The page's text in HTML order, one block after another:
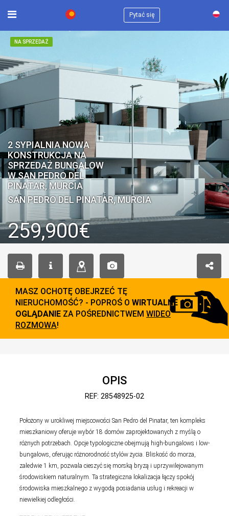
Pytać się
NA SPRZEDAŻ
2 SYPIALNIA NOWA
KONSTRUKCJA NA
SPRZEDAŻ BUNGALOW
W SAN PEDRO DEL
PINATAR, MURCIA
SAN PEDRO DEL PINATAR, MURCIA
259,900€
MASZ OCHOTĘ OBEJRZEĆ TĘ
NIERUCHOMOŚĆ? - POPROŚ O WIRTUALNE
OGLĄDANIE ZA POŚREDNICTWEM WIDEO
ROZMOWA!
OPIS
REF: 28548925-02
Położony w urokliwej miejscowości San Pedro del Pinatar, ten kompleks
mieszkaniowy oferuje wybór 18 domów zaprojektowanych z myślą o
różnych potrzebach. Opcje typologiczne obejmują high-bungalows i low-
bungalows, oferując różnorodność stylów życia. Bliskość do morza,
zaledwie 1 km, pozwala cieszyć się morską bryzą i uprzywilejowanym
środowiskiem naturalnym. Ta strategiczna lokalizacja łączy spokój
środowiska mieszkalnego z wygodą posiadania usług i rekreacji w
niewielkiej odległości.